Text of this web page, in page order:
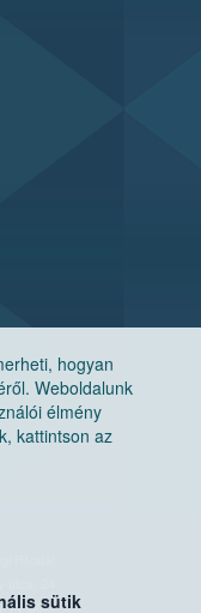
hogyan
Weboldalunk
élmény
kattintson az
sütik
Hivatal
Pf. 30.